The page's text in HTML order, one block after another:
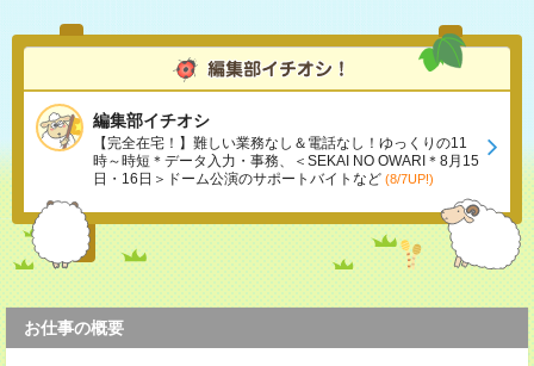
編集部イチオシ
【完全在宅！】難しい業務なし＆電話なし！ゆっくりの11
時～時短＊データ入力・事務、＜SEKAI NO OWARI＊8月15
日・16日＞ドーム公演のサポートバイトなど (8/7UP!)
お仕事の概要